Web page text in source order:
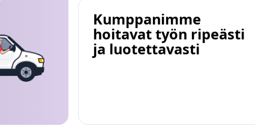
Kumppanimme
hoitavat työn ripeästi
ja luotettavasti